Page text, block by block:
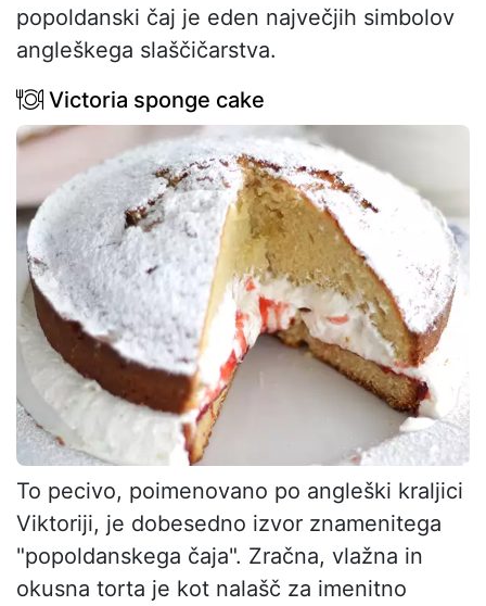
popoldanski čaj je eden največjih simbolov
angleškega slaščičarstva.
Victoria sponge cake
To pecivo, poimenovano po angleški kraljici
Viktoriji, je dobesedno izvor znamenitega
"popoldanskega čaja". Zračna, vlažna in
okusna torta je kot nalašč za imenitno